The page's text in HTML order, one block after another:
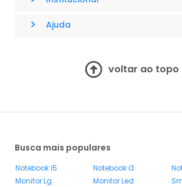
> Ajuda
voltar ao topo
Busca mais populares
Notebook i5 Notebook i3
Monitor Lg
Monitor Led